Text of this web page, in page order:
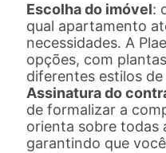
Escolha do imóvel:
qual apartamento
necessidades. A
opções, com
diferentes estilos de
Assinatura do
de formalizar a
orienta sobre todas
garantindo que